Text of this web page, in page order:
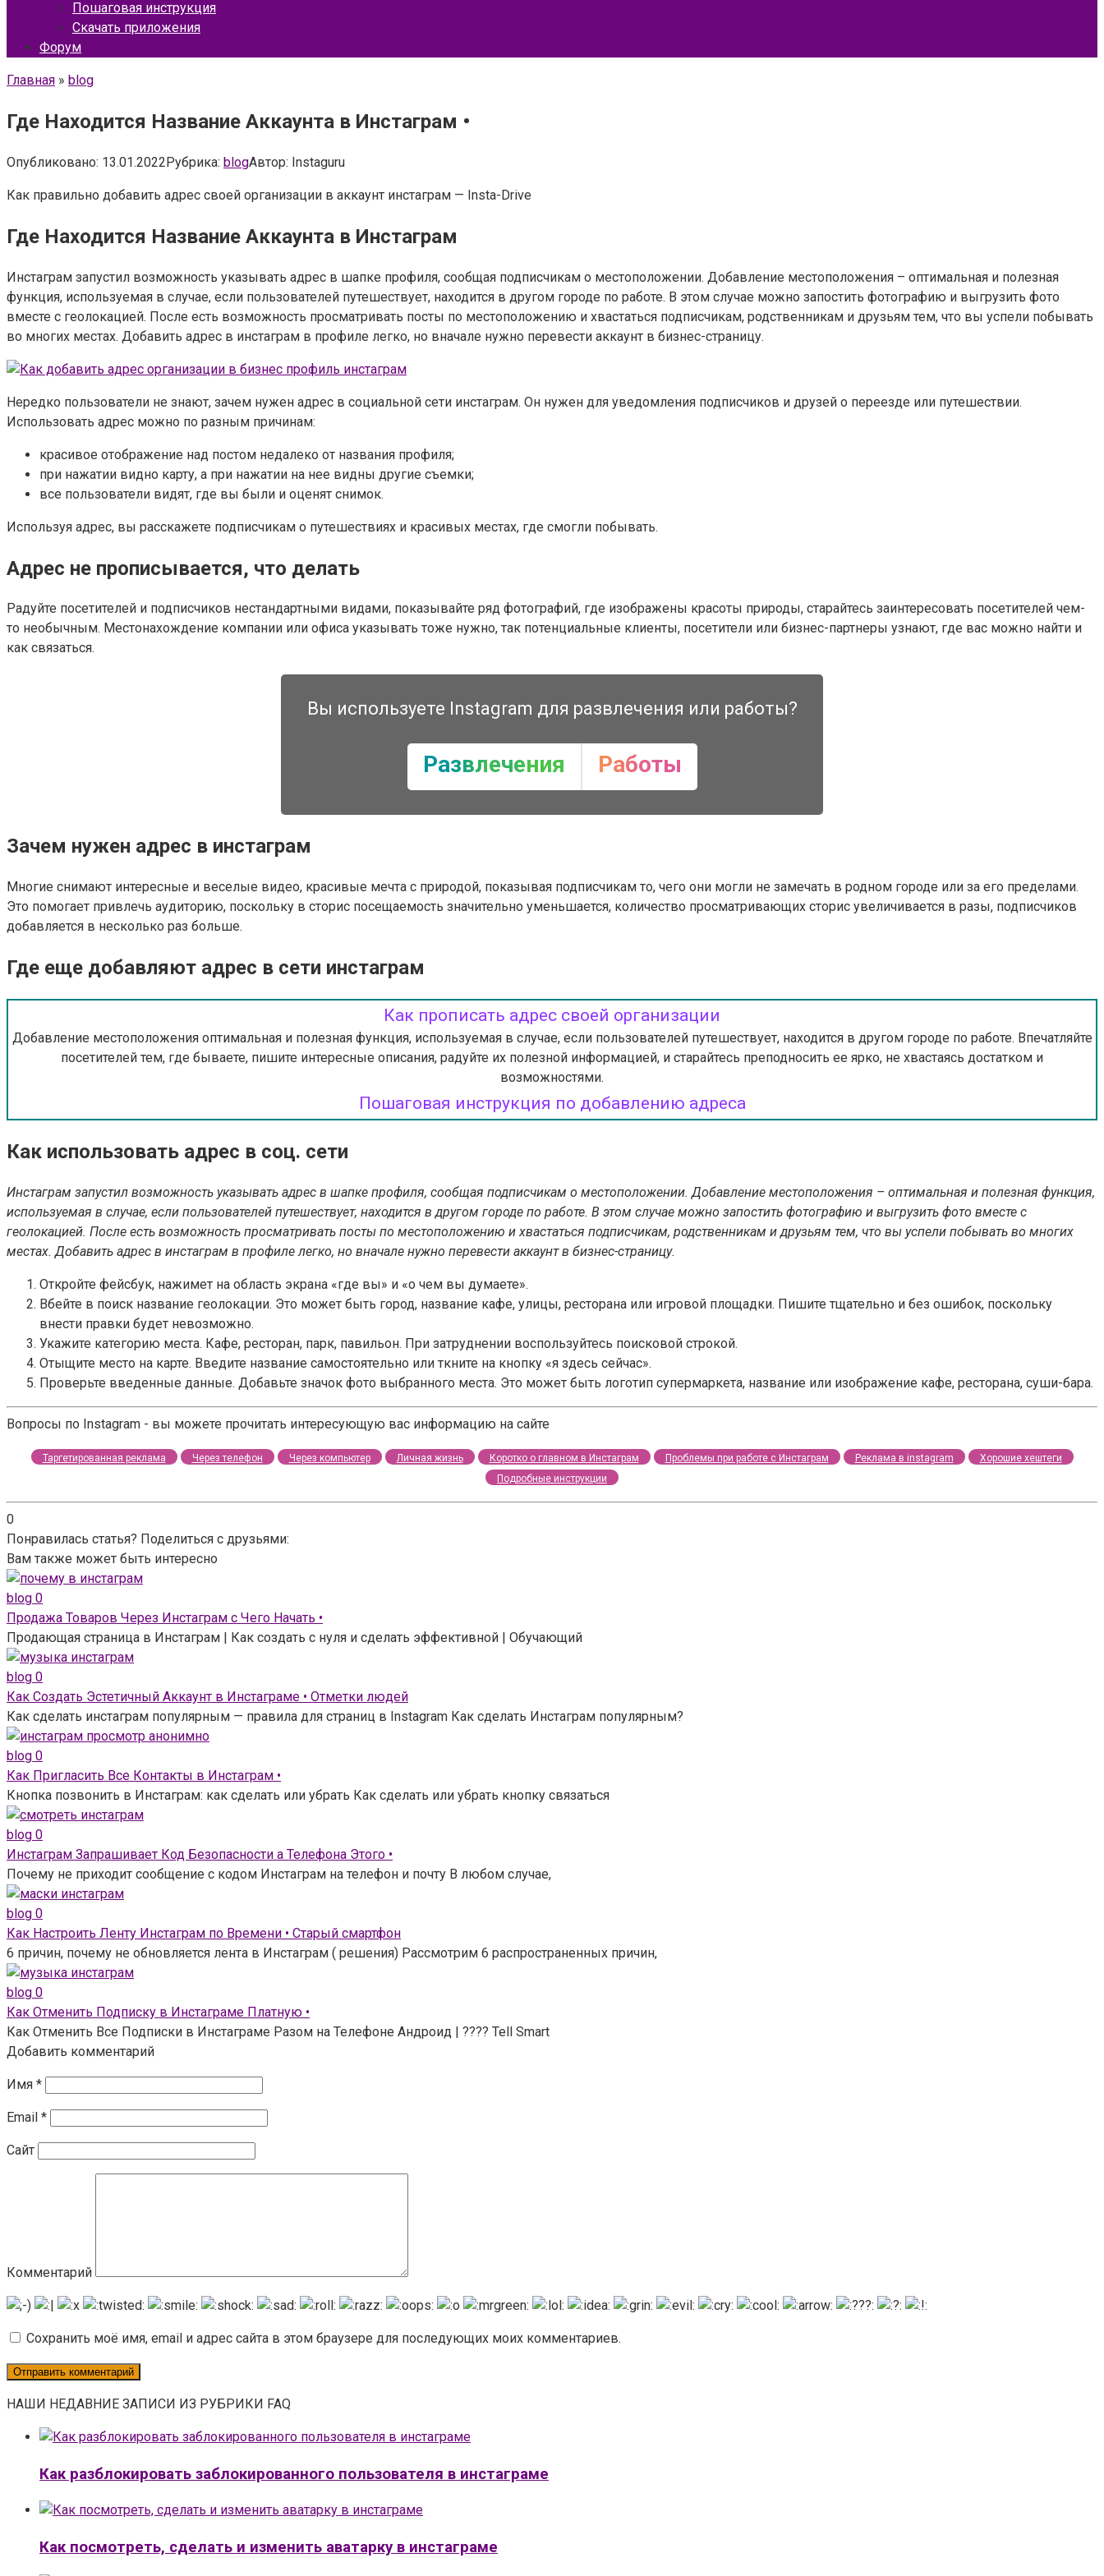
Пошаговая инструкция
Скачать приложения
Форум
Главная » blog
Где Находится Название Аккаунта в Инстаграм •
Опубликовано: 13.01.2022Рубрика: blogАвтор: Instaguru
Как правильно добавить адрес своей организации в аккаунт инстаграм — Insta-Drive
Где Находится Название Аккаунта в Инстаграм
Инстаграм запустил возможность указывать адрес в шапке профиля, сообщая подписчикам о местоположении. Добавление местоположения – оптимальная и полезная
функция, используемая в случае, если пользователей путешествует, находится в другом городе по работе. В этом случае можно запостить фотографию и выгрузить фото
вместе с геолокацией. После есть возможность просматривать посты по местоположению и хвастаться подписчикам, родственникам и друзьям тем, что вы успели побывать
во многих местах. Добавить адрес в инстаграм в профиле легко, но вначале нужно перевести аккаунт в бизнес-страницу.
Нередко пользователи не знают, зачем нужен адрес в социальной сети инстаграм. Он нужен для уведомления подписчиков и друзей о переезде или путешествии.
Использовать адрес можно по разным причинам:
красивое отображение над постом недалеко от названия профиля;
при нажатии видно карту, а при нажатии на нее видны другие съемки;
все пользователи видят, где вы были и оценят снимок.
Используя адрес, вы расскажете подписчикам о путешествиях и красивых местах, где смогли побывать.
Адрес не прописывается, что делать
Радуйте посетителей и подписчиков нестандартными видами, показывайте ряд фотографий, где изображены красоты природы, старайтесь заинтересовать посетителей чем-
то необычным. Местонахождение компании или офиса указывать тоже нужно, так потенциальные клиенты, посетители или бизнес-партнеры узнают, где вас можно найти и
как связаться.
Вы используете Instagram для развлечения или работы?
Развлечения Работы
Зачем нужен адрес в инстаграм
Многие снимают интересные и веселые видео, красивые мечта с природой, показывая подписчикам то, чего они могли не замечать в родном городе или за его пределами.
Это помогает привлечь аудиторию, поскольку в сторис посещаемость значительно уменьшается, количество просматривающих сторис увеличивается в разы, подписчиков
добавляется в несколько раз больше.
Где еще добавляют адрес в сети инстаграм
Как прописать адрес своей организации
Добавление местоположения оптимальная и полезная функция, используемая в случае, если пользователей путешествует, находится в другом городе по работе. Впечатляйте
посетителей тем, где бываете, пишите интересные описания, радуйте их полезной информацией, и старайтесь преподносить ее ярко, не хвастаясь достатком и
возможностями.
Пошаговая инструкция по добавлению адреса
Как использовать адрес в соц. сети
Инстаграм запустил возможность указывать адрес в шапке профиля, сообщая подписчикам о местоположении. Добавление местоположения – оптимальная и полезная функция,
используемая в случае, если пользователей путешествует, находится в другом городе по работе. В этом случае можно запостить фотографию и выгрузить фото вместе с
геолокацией. После есть возможность просматривать посты по местоположению и хвастаться подписчикам, родственникам и друзьям тем, что вы успели побывать во многих
местах. Добавить адрес в инстаграм в профиле легко, но вначале нужно перевести аккаунт в бизнес-страницу.
Откройте фейсбук, нажимет на область экрана «где вы» и «о чем вы думаете».
Вбейте в поиск название геолокации. Это может быть город, название кафе, улицы, ресторана или игровой площадки. Пишите тщательно и без ошибок, поскольку
внести правки будет невозможно.
Укажите категорию места. Кафе, ресторан, парк, павильон. При затруднении воспользуйтесь поисковой строкой.
Отыщите место на карте. Введите название самостоятельно или ткните на кнопку «я здесь сейчас».
Проверьте введенные данные. Добавьте значок фото выбранного места. Это может быть логотип супермаркета, название или изображение кафе, ресторана, суши-бара.
Вопросы по Instagram - вы можете прочитать интересующую вас информацию на сайте
Таргетированная реклама Через телефон Через компьютер Личная жизнь Коротко о главном в Инстаграм Проблемы при работе с Инстаграм Реклама в instagram
Хорошие хештеги
Подробные инструкции
0
Понравилась статья? Поделиться с друзьями:
Вам также может быть интересно
blog 0
Продажа Товаров Через Инстаграм с Чего Начать •
Продающая страница в Инстаграм | Как создать с нуля и сделать эффективной | Обучающий
blog 0
Как Создать Эстетичный Аккаунт в Инстаграме • Отметки людей
Как сделать инстаграм популярным — правила для страниц в Instagram Как сделать Инстаграм популярным?
blog 0
Как Пригласить Все Контакты в Инстаграм •
Кнопка позвонить в Инстаграм: как сделать или убрать Как сделать или убрать кнопку связаться
blog 0
Инстаграм Запрашивает Код Безопасности а Телефона Этого •
Почему не приходит сообщение с кодом Инстаграм на телефон и почту В любом случае,
blog 0
Как Настроить Ленту Инстаграм по Времени • Старый смартфон
6 причин, почему не обновляется лента в Инстаграм ( решения) Рассмотрим 6 распространенных причин,
blog 0
Как Отменить Подписку в Инстаграме Платную •
Как Отменить Все Подписки в Инстаграме Разом на Телефоне Андроид | ???? Tell Smart
Добавить комментарий
Имя *
Email *
Сайт
Комментарий
Сохранить моё имя, email и адрес сайта в этом браузере для последующих моих комментариев.
НАШИ НЕДАВНИЕ ЗАПИСИ ИЗ РУБРИКИ FAQ
Как разблокировать заблокированного пользователя в инстаграме
Как посмотреть, сделать и изменить аватарку в инстаграме